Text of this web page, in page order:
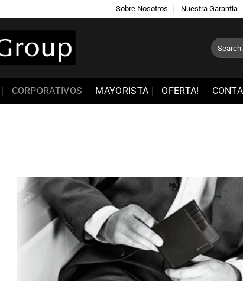
Sobre Nosotros Nuestra Garantia
Search
for:
CORPORATIVOS MAYORISTA OFERTA!